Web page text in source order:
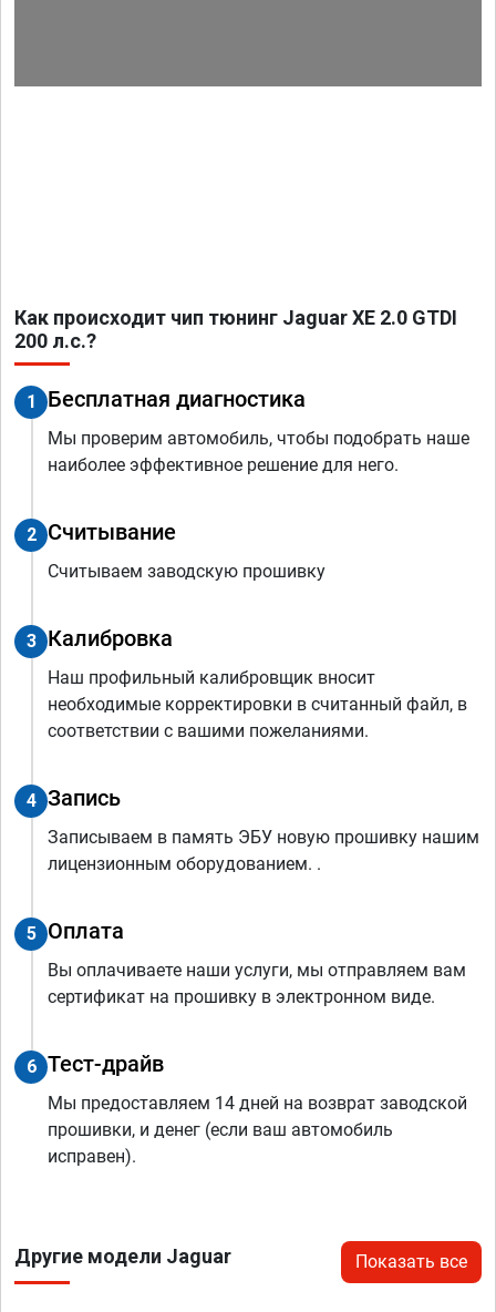
Как происходит чип тюнинг Jaguar XE 2.0 GTDI
200 л.с.?
1 Бесплатная диагностика
Мы проверим автомобиль, чтобы подобрать наше
наиболее эффективное решение для него.
2 Считывание
Считываем заводскую прошивку
3 Калибровка
Наш профильный калибровщик вносит
необходимые корректировки в считанный файл, в
соответствии с вашими пожеланиями.
4 Запись
Записываем в память ЭБУ новую прошивку нашим
лицензионным оборудованием. .
5 Оплата
Вы оплачиваете наши услуги, мы отправляем вам
сертификат на прошивку в электронном виде.
6 Тест-драйв
Мы предоставляем 14 дней на возврат заводской
прошивки, и денег (если ваш автомобиль
исправен).
Другие модели Jaguar Показать все